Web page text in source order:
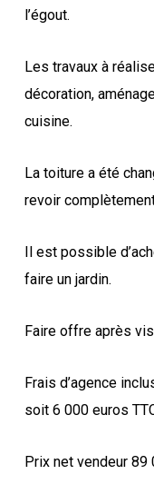
l’égout.
Les travaux à
décoration,
cuisine.
La toiture a été
revoir
Il est possible
faire un jardin.
Faire offre après
Frais d’agence
soit 6 000 euros
Prix net vendeur 89